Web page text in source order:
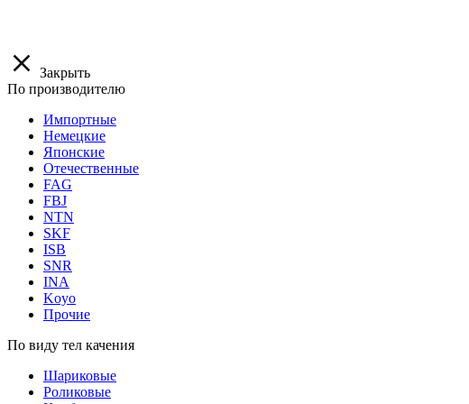
Закрыть
По производителю
Импортные
Немецкие
Японские
Отечественные
FAG
FBJ
NTN
SKF
ISB
SNR
INA
Koyo
Прочие
По виду тел качения
Шариковые
Роликовые